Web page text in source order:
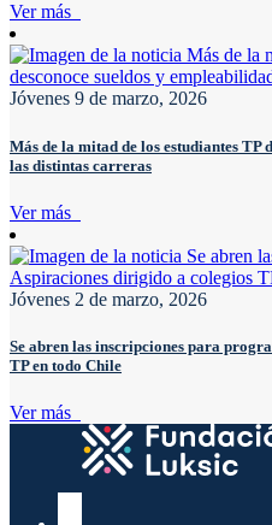
Ver más
Jóvenes 9 de marzo, 2026
Más de la mitad de los estudiantes TP
las distintas carreras
Ver más
Jóvenes 2 de marzo, 2026
Se abren las inscripciones para
TP en todo Chile
Ver más